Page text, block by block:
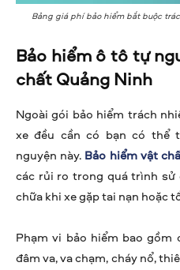
Bảng giá phí bảo hiểm bắt buộc
Bảo hiểm ô tô tự
chất Quảng Ninh
Ngoài gói bảo hiểm trách
xe đều cần có bạn có thể
nguyện này. Bảo hiểm vật
các rủi ro trong quá trình sử
chữa khi xe gặp tai nạn hoặc
Phạm vi bảo hiểm bao
đâm va, va chạm, cháy nổ,